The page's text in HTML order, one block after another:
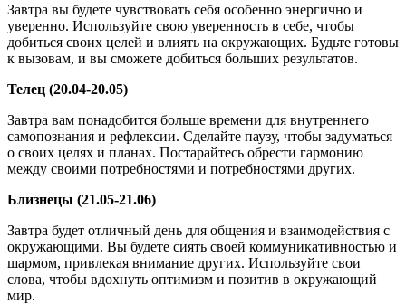
Завтра вы будете чувствовать себя особенно энергично и
уверенно. Используйте свою уверенность в себе, чтобы
добиться своих целей и влиять на окружающих. Будьте готовы
к вызовам, и вы сможете добиться больших результатов.
Телец (20.04-20.05)
Завтра вам понадобится больше времени для внутреннего
самопознания и рефлексии. Сделайте паузу, чтобы задуматься
о своих целях и планах. Постарайтесь обрести гармонию
между своими потребностями и потребностями других.
Близнецы (21.05-21.06)
Завтра будет отличный день для общения и взаимодействия с
окружающими. Вы будете сиять своей коммуникативностью и
шармом, привлекая внимание других. Используйте свои
слова, чтобы вдохнуть оптимизм и позитив в окружающий
мир.